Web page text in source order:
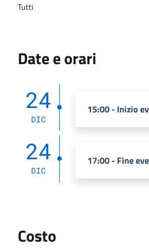
Tutti
Date e orari
24
DIC
15:00 - Inizio
24
DIC
17:00 - Fine
Costo